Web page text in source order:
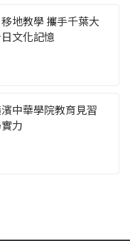
地教學 攜手千葉大
文化記憶
中華學院教育見習
力